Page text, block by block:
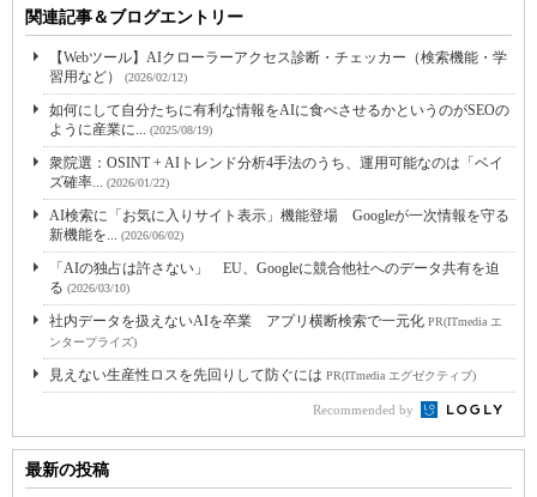
関連記事＆ブログエントリー
【Webツール】AIクローラーアクセス診断・チェッカー（検索機能・学
習用など）
(2026/02/12)
如何にして自分たちに有利な情報をAIに食べさせるかというのがSEOの
ように産業に... (2025/08/19)
衆院選：OSINT + AIトレンド分析4手法のうち、運用可能なのは「ベイ
ズ確率... (2026/01/22)
AI検索に「お気に入りサイト表示」機能登場 Googleが一次情報を守る
新機能を... (2026/06/02)
「AIの独占は許さない」 EU、Googleに競合他社へのデータ共有を迫
る (2026/03/10)
社内データを扱えないAIを卒業 アプリ横断検索で一元化 PR(ITmedia エ
ンタープライズ)
見えない生産性ロスを先回りして防ぐには PR(ITmedia エグゼクティブ)
Recommended by
最新の投稿